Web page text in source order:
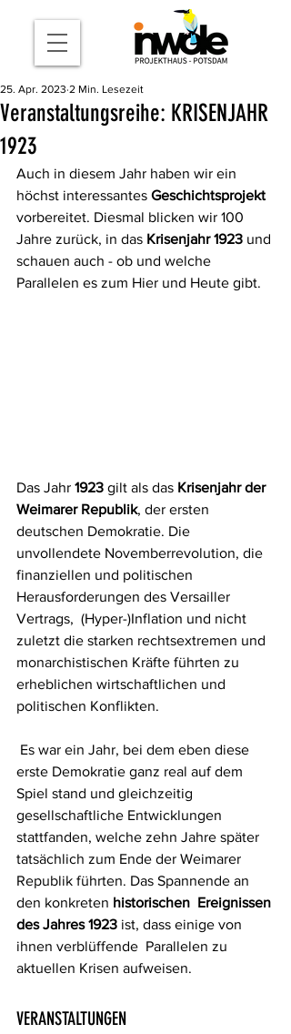
Veranstaltungsreihe: KRISENJAHR
1923
25. Apr. 2023 2 Min. Lesezeit
Auch in diesem Jahr haben wir ein
höchst interessantes Geschichtsprojekt
vorbereitet. Diesmal blicken wir 100
Jahre zurück, in das Krisenjahr 1923 und
schauen auch - ob und welche
Parallelen es zum Hier und Heute gibt.
Das Jahr 1923 gilt als das Krisenjahr der
Weimarer Republik, der ersten
deutschen Demokratie. Die
unvollendete Novemberrevolution, die
finanziellen und politischen
Herausforderungen des Versailler
Vertrags,  (Hyper-)Inflation und nicht
zuletzt die starken rechtsextremen und
monarchistischen Kräfte führten zu
erheblichen wirtschaftlichen und
politischen Konflikten.
erste Demokratie ganz real auf dem
Spiel stand und gleichzeitig
gesellschaftliche Entwicklungen
stattfanden, welche zehn Jahre später
tatsächlich zum Ende der Weimarer
Republik führten. Das Spannende an
den konkreten historischen  Ereignissen
des Jahres 1923 ist, dass einige von
ihnen verblüffende  Parallelen zu
aktuellen Krisen aufweisen.
VERANSTALTUNGEN